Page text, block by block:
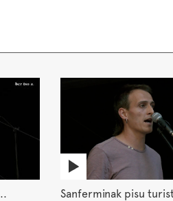
Sanferminak pisu